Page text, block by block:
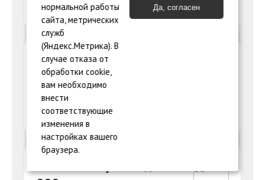
27.01.2026
Что лучше: ООО или ИП?
Сравнение плюсов и минусов для
ООО и ИП, рекомендации
нормальной работы
сайта, метрических
служб
(Яндекс.Метрика). В
случае отказа от
обработки cookie,
вам необходимо
внести
соответствующие
изменения в
настройках вашего
браузера.
Да, согласен